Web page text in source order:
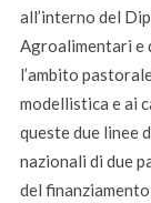
all’interno del
Agroalimentari e
l’ambito
modellistica e ai
queste due linee
nazionali di due
del